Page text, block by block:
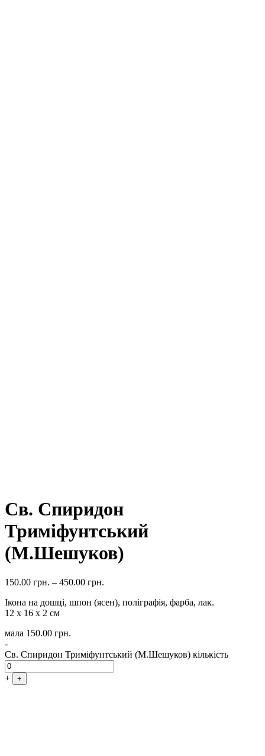
Св. Спиридон
Триміфунтський
(М.Шешуков)
150.00 грн. – 450.00 грн.
Ікона на дошці, шпон (ясен), поліграфія, фарба, лак.
12 х 16 х 2 см
мала 150.00 грн.
-
Св. Спиридон Триміфунтський (М.Шешуков) кількість
+ +